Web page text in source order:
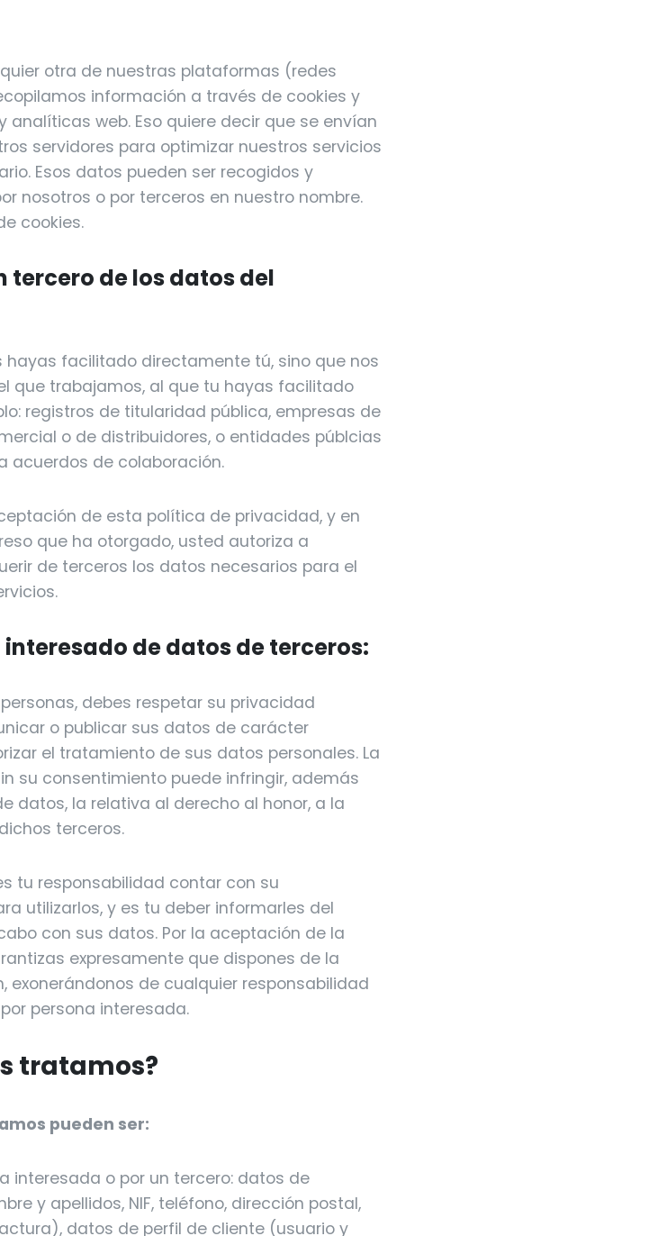
otra de nuestras plataformas (redes
información a través de cookies y
web. Eso quiere decir que se envían
servidores para optimizar nuestros servicios
Esos datos pueden ser recogidos y
nosotros o por terceros en nuestro nombre.
cookies.
tercero de los datos del
hayas facilitado directamente tú, sino que nos
que trabajamos, al que tu hayas facilitado
registros de titularidad pública, empresas de
o de distribuidores, o entidades públcias
acuerdos de colaboración.
de esta política de privacidad, y en
que ha otorgado, usted autoriza a
de terceros los datos necesarios para el
de datos de terceros:
debes respetar su privacidad
o publicar sus datos de carácter
el tratamiento de sus datos personales. La
su consentimiento puede infringir, además
datos, la relativa al derecho al honor, a la
terceros.
tu responsabilidad contar con su
utilizarlos, y es tu deber informarles del
con sus datos. Por la aceptación de la
expresamente que dispones de la
de cualquier responsabilidad
persona interesada.
tratamos?
pueden ser:
interesada o por un tercero: datos de
y apellidos, NIF, teléfono, dirección postal,
datos de perfil de cliente (usuario y